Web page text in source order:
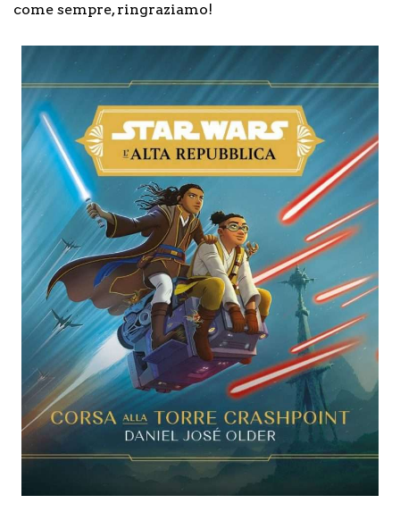
come sempre, ringraziamo!